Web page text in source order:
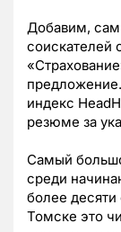
Добавим,
соискателей
индекс
резюме за
Самый
среди
более
Томске это